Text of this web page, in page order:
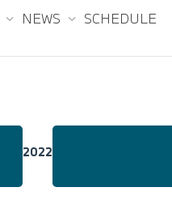
NEWS SCHEDULE
2022